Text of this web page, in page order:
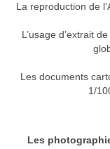
Concepteurs et
La reproduction de
L’usage d’extrait
Les documents
1/
Les